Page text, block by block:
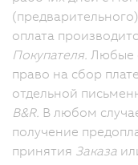
оплата
Покупателя. Любые
право на сбор
отдельной
B&R. В любом
получение
принятия Заказа